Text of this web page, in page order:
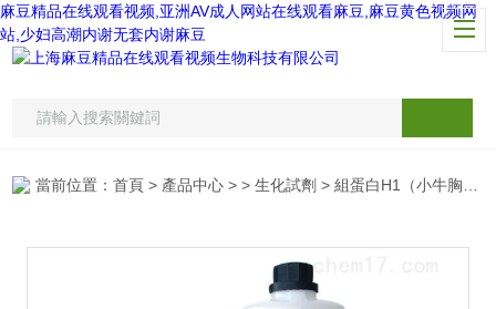
麻豆精品在线观看视频,亚洲AV成人网站在线观看麻豆,麻豆黄色视频网
站,少妇高潮内谢无套内谢麻豆
當前位置：首頁 > 產品中心 > >生化試劑 > 組蛋白H1（小牛胸腺）/Histones H1 from calf thymus